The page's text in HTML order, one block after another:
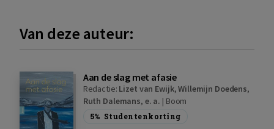
Van deze auteur:
Aan de slag met afasie
Redactie: Lizet van Ewijk,Willemijn Doedens,
Ruth Dalemans, e. a. | Boom
5% Studentenkorting